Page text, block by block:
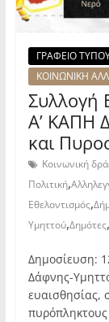
ΓΡΑΦΕΙΟ
ΚΟΙΝΩΝΙΚΗ
Συλλογή
Α’ ΚΑΠΗ
και
Κοινωνική
Πολιτική,
Εθελοντισμός,
Υμηττού,Δημότες,
Δημοσίευση:
Δάφνης-
ευαισθησίας,
πυρόπληκτους